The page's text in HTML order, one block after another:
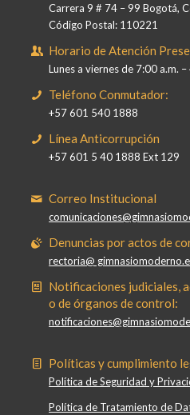
Carrera 9 # 74 – 99 Bogotá,
Código Postal: 110221
Horario de Atención
Lunes a viernes de 7:00 a.m.
Teléfono Conmutador:
+57 601 540 1888
Línea Anticorrupción
+57 601 5 40 1888 Ext 129
Correo Institucional
Denuncias por actos de
rectoria@
Notificaciones judiciales,
o de órganos de control:
Políticas y cumplimiento
Política de Seguridad y
Política de Tratamiento de